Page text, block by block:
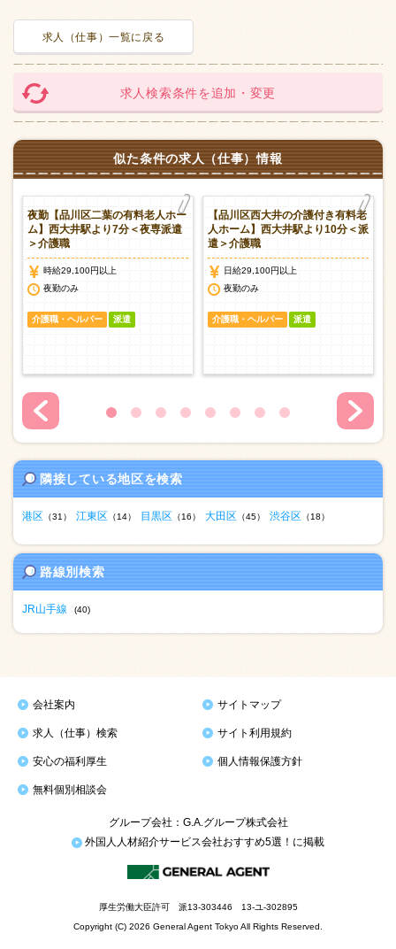
求人（仕事）一覧に戻る
求人検索条件を追加・変更
似た条件の求人（仕事）情報
夜勤【品川区二葉の有料老人ホー
ム】西大井駅より7分＜夜専派遣
＞介護職
時給29,100円以上
夜勤のみ
介護職・ヘルパー 派遣
【品川区西大井の介護付き有料老
人ホーム】西大井駅より10分＜派
遣＞介護職
日給29,100円以上
夜勤のみ
介護職・ヘルパー 派遣
隣接している地区を検索
港区 （31） 江東区 （14） 目黒区 （16） 大田区 （45） 渋谷区 （18）
路線別検索
JR山手線 (40)
会社案内 サイトマップ
求人（仕事）検索 サイト利用規約
安心の福利厚生 個人情報保護方針
無料個別相談会
グループ会社：G.A.グループ株式会社
外国人人材紹介サービス会社おすすめ5選！に掲載
厚生労働大臣許可 派13-303446 13-ユ-302895
Copyright (C) 2026 General Agent Tokyo All Rights Reserved.